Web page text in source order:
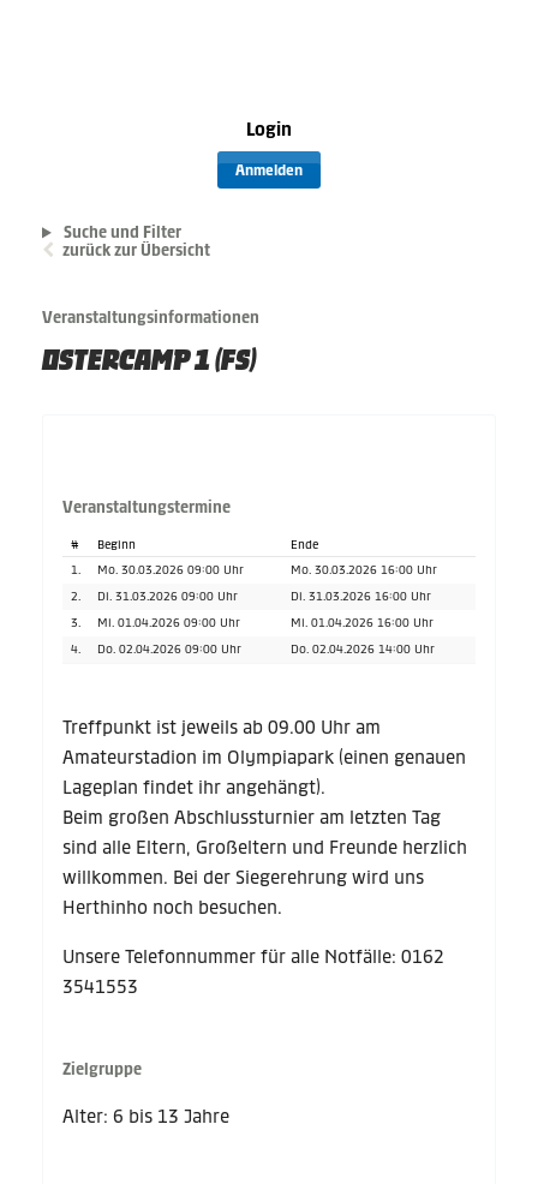
Login
Anmelden
Suche und Filter
zurück zur Übersicht
Veranstaltungsinformationen
OSTERCAMP 1 (FS)
Veranstaltungstermine
# Beginn
Ende
1.
Mo. 30.03.2026 09:00 Uhr
Mo. 30.03.2026 16:00 Uhr
2.
Di. 31.03.2026 09:00 Uhr
Di. 31.03.2026 16:00 Uhr
3.
Mi. 01.04.2026 09:00 Uhr
Mi. 01.04.2026 16:00 Uhr
4.
Do. 02.04.2026 09:00 Uhr Do. 02.04.2026 14:00 Uhr
Treffpunkt ist jeweils ab 09.00 Uhr am
Amateurstadion im Olympiapark (einen genauen
Lageplan findet ihr angehängt).
Beim großen Abschlussturnier am letzten Tag
sind alle Eltern, Großeltern und Freunde herzlich
willkommen. Bei der Siegerehrung wird uns
Herthinho noch besuchen.
Unsere Telefonnummer für alle Notfälle: 0162
3541553
Zielgruppe
Alter: 6 bis 13 Jahre